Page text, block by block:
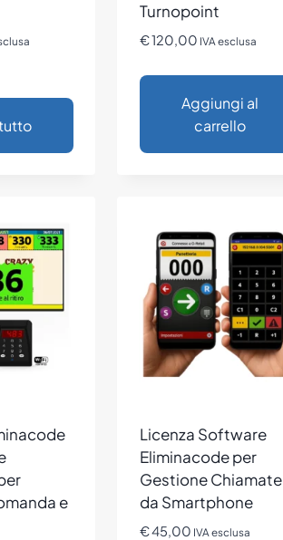
Turnopoint
€120,00 IVA esclusa
Aggiungi al
carrello
e
Licenza Software
Eliminacode per
Gestione Chiamate
da Smartphone
€45,00 IVA esclusa